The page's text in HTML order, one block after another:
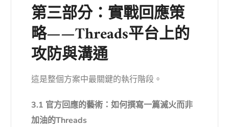
第三部分：實戰回應策
略——Threads平台上的
攻防與溝通
這是整個方案中最關鍵的執行階段。
3.1 官方回應的藝術：如何撰寫一篇滅火而非
加油的Threads